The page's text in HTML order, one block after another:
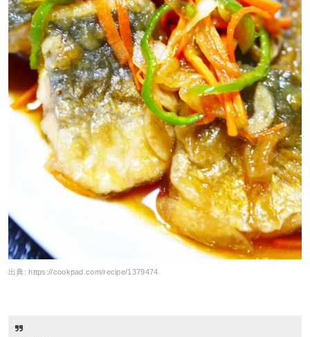
出典:https://cookpad.com/recipe/1379474